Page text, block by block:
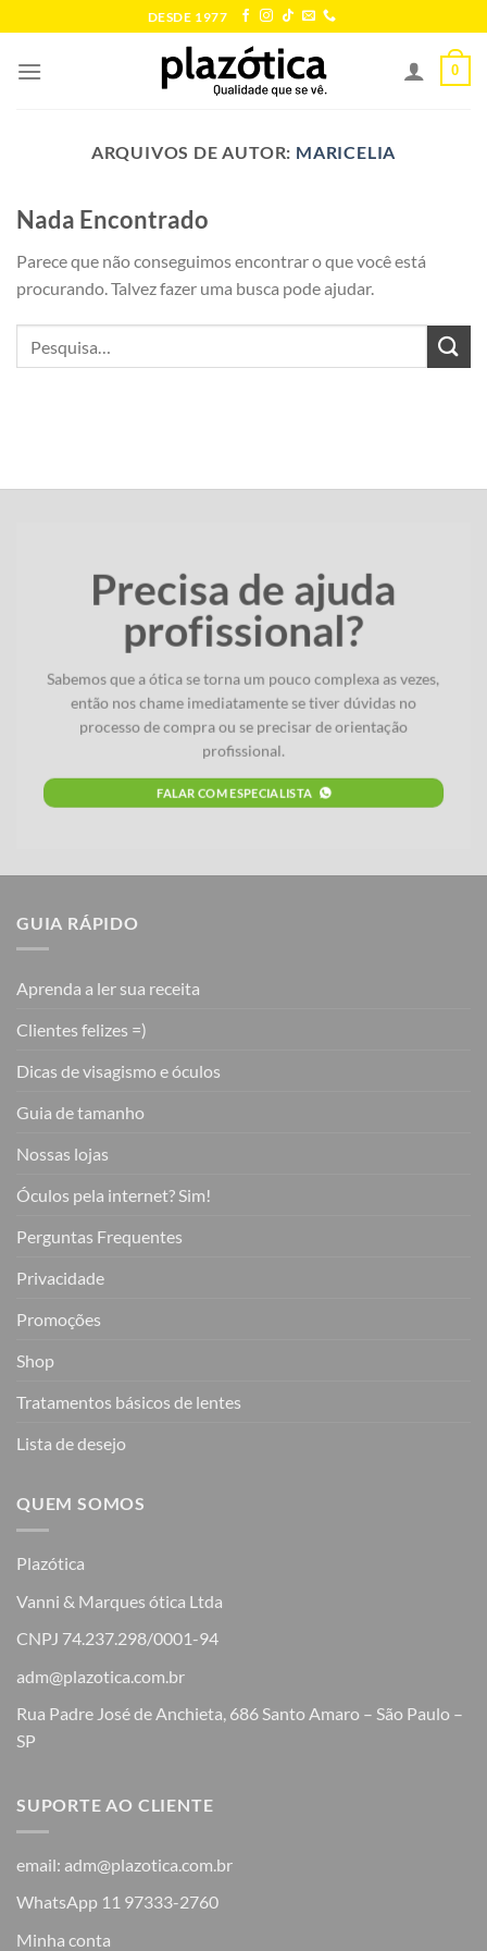
to
content
DESDE 1977
0
ARQUIVOS DE AUTOR: MARICELIA
Nada Encontrado
Parece que não conseguimos encontrar o que você está
procurando. Talvez fazer uma busca pode ajudar.
Precisa de ajuda
profissional?
Sabemos que a ótica se torna um pouco complexa as vezes,
então nos chame imediatamente se tiver dúvidas no
processo de compra ou se precisar de orientação
profissional.
FALAR COM ESPECIALISTA
GUIA RÁPIDO
Aprenda a ler sua receita
Clientes felizes =)
Dicas de visagismo e óculos
Guia de tamanho
Nossas lojas
Óculos pela internet? Sim!
Perguntas Frequentes
Privacidade
Promoções
Shop
Tratamentos básicos de lentes
Lista de desejo
QUEM SOMOS
Plazótica
Vanni & Marques ótica Ltda
CNPJ 74.237.298/0001-94
adm@plazotica.com.br
Rua Padre José de Anchieta, 686 Santo Amaro – São Paulo –
SP
SUPORTE AO CLIENTE
email: adm@plazotica.com.br
WhatsApp 11 97333-2760
Minha conta